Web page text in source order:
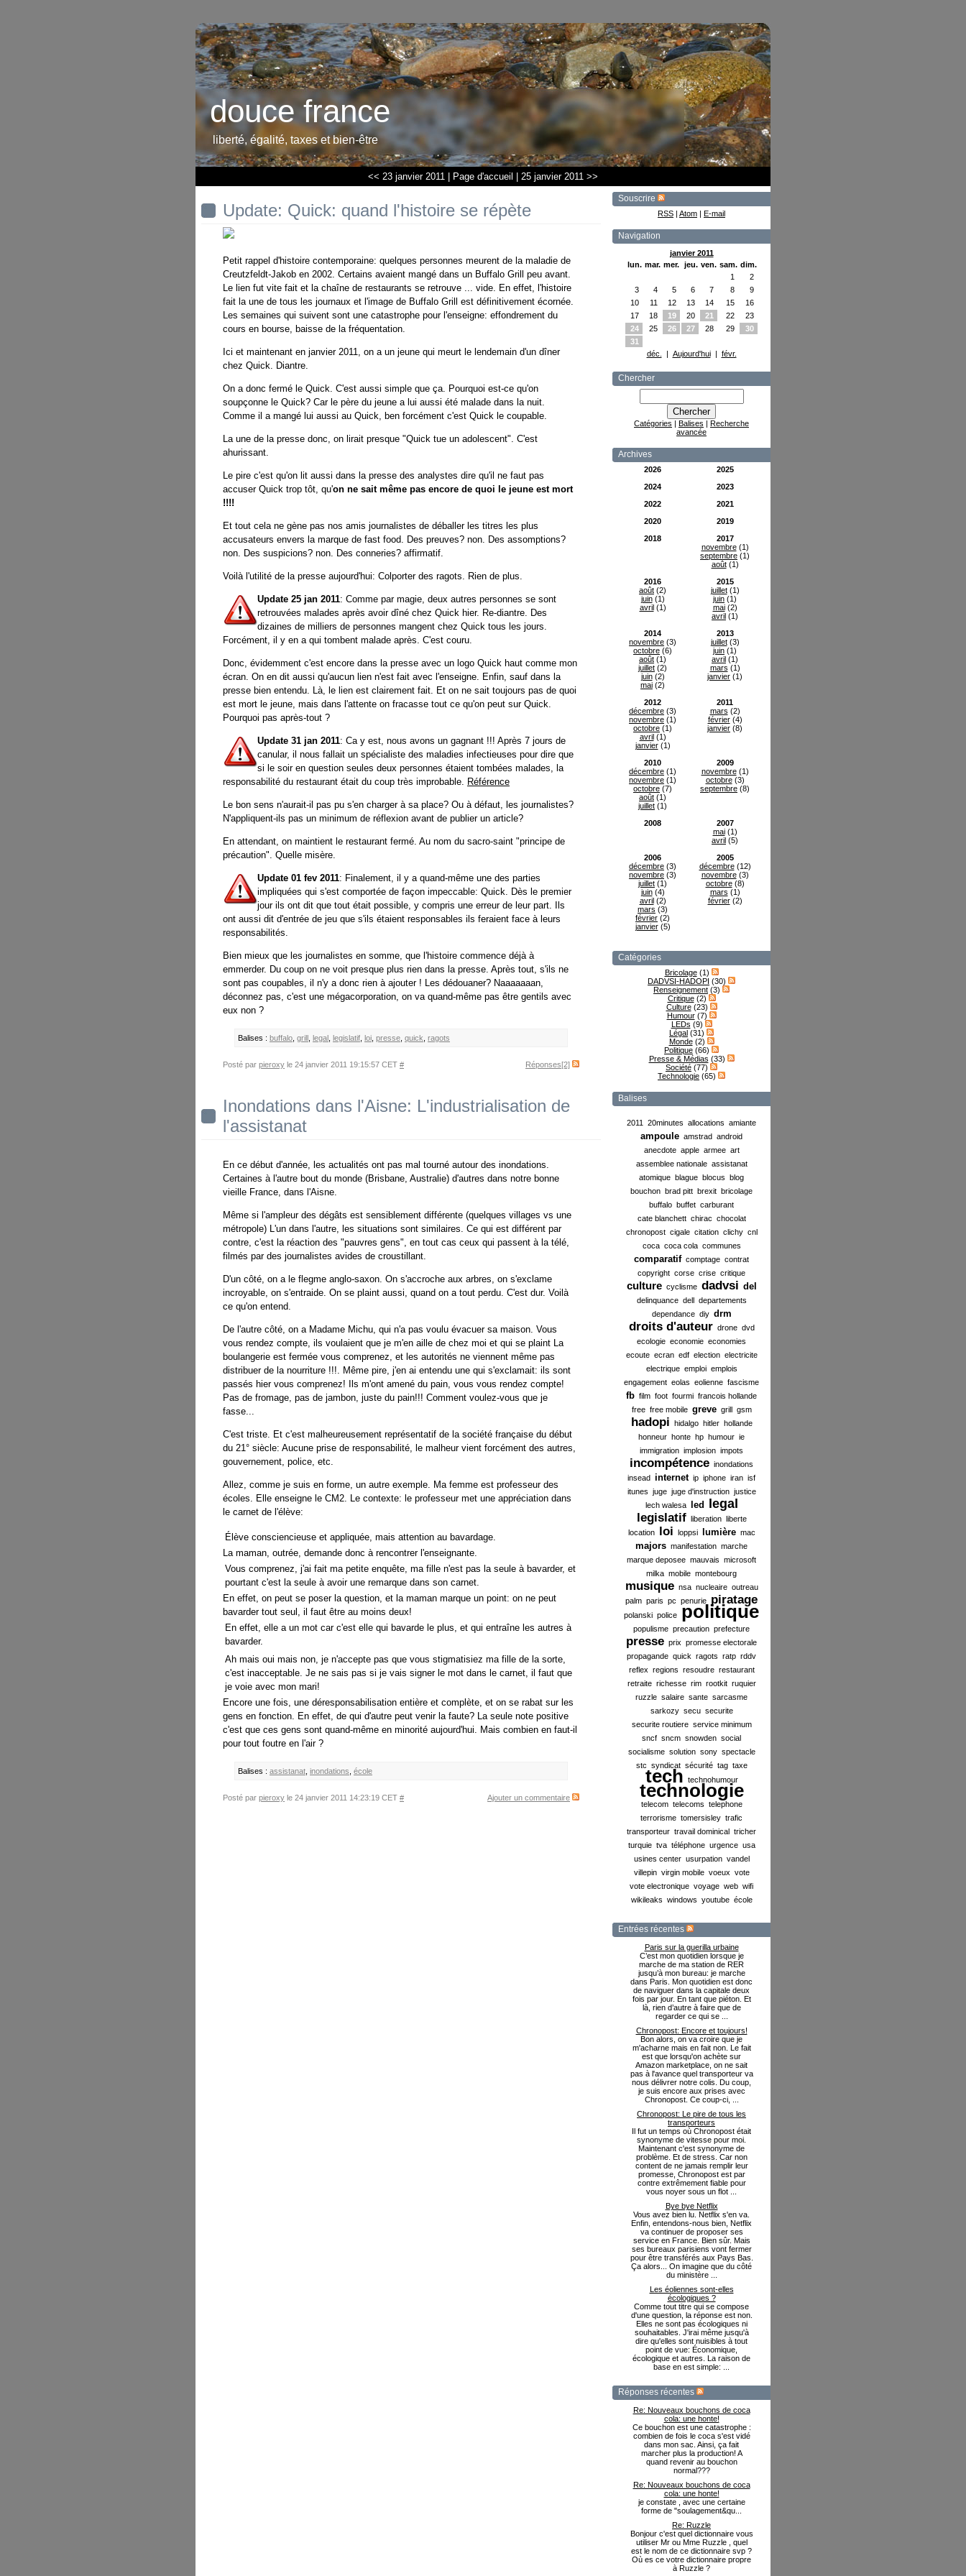
douce france
liberté, égalité, taxes et bien-être
<< 23 janvier 2011 Page d'accueil 25 janvier 2011 >>
Souscrire
RSS | Atom | E-mail
Navigation
janvier 2011
lun. mar. mer. jeu. ven. sam. dim.
1
2
3
4 5 6 7 8
9
10
11 12 13 14 15
16
17
18 19 20 21 22
23
24
25 26 27 28 29
30
31
déc.
| Aujourd'hui| févr.
Chercher
Catégories | Balises | Recherche
avancée
Archives
2026
2025
2024
2023
2022
2021
2020
2019
2018
2017
novembre(1)
septembre (1)
août(1)
2016
août (2)
juin(1)
avril(1)
2015
juillet(1)
juin (1)
mai(2)
avril (1)
2014
novembre (3)
octobre (6)
août (1)
juillet (2)
juin(2)
mai (2)
2013
juillet(3)
juin (1)
avril (1)
mars (1)
janvier (1)
2012
décembre (3)
novembre (1)
octobre (1)
avril(1)
janvier(1)
2011
mars (2)
février(4)
janvier (8)
2010
décembre (1)
novembre (1)
octobre (7)
août (1)
juillet (1)
2009
novembre(1)
octobre(3)
septembre (8)
2008
2007
mai(1)
avril (5)
2006
décembre (3)
novembre (3)
juillet (1)
juin(4)
avril(2)
mars (3)
février (2)
janvier(5)
2005
décembre(12)
novembre(3)
octobre(8)
mars (1)
février(2)
Catégories
Bricolage(1)
DADVSI-HADOPI (30)
Renseignement (3)
Critique(2)
Culture(23)
Humour(7)
LEDs (9)
Légal (31)
Monde(2)
Politique (66)
Presse & Médias (33)
Société (77)
Technologie (65)
Balises
2011 20minutes allocations amiante
ampoule amstrad android
anecdote apple armee art
assemblee nationale assistanat
atomique blague blocus blog
bouchon brad pitt brexit bricolage
buffalo buffet carburant
cate blanchett chirac chocolat
chronopost cigale citation clichy cnl
coca coca cola communes
comparatif comptage contrat
copyright corse crise critique
culture cyclisme dadvsi del
delinquance dell departements
dependance diy drm
droits d'auteur drone dvd
ecologie economie economies
ecoute ecran edf election electricite
electrique emploi emplois
engagement eolas eolienne fascisme
fb film foot fourmi francois hollande
free free mobile greve grill gsm
hadopi hidalgo hitler hollande
honneur honte hp humour ie
immigration implosion impots
incompétence inondations
insead internet ip iphone iran isf
itunes juge juge d'instruction justice
lech walesa
led legal
legislatif liberation liberte
location
loi loppsi lumière mac
majors manifestation marche
marque deposee mauvais microsoft
milka mobile montebourg
musique nsa nucleaire outreau
palm paris pc penurie piratage
polanski police politique
populisme precaution prefecture
presse prix promesse electorale
propagande quick ragots ratp rddv
reflex regions resoudre restaurant
retraite richesse rim rootkit ruquier
ruzzle salaire sante sarcasme
sarkozy secu securite
securite routiere service minimum
sncf sncm snowden social
socialisme solution sony spectacle
stc syndicat sécurité tag taxe
tech technohumour
technologie
telecom telecoms telephone
terrorisme tomersisley trafic
transporteur travail dominical tricher
turquie tva téléphone urgence usa
usines center usurpation vandel
villepin virgin mobile voeux vote
vote electronique voyage web wifi
wikileaks windows youtube école
Entrées récentes
Paris sur la guerilla urbaine
C’est mon quotidien lorsque je
marche de ma station de RER
jusqu’à mon bureau: je marche
dans Paris. Mon quotidien est donc
de naviguer dans la capitale deux
fois par jour. En tant que piéton. Et
là, rien d’autre à faire que de
regarder ce qui se ...
Chronopost: Encore et toujours!
Bon alors, on va croire que je
m'acharne mais en fait non. Le fait
est que lorsqu'on achète sur
Amazon marketplace, on ne sait
pas à l'avance quel transporteur va
nous délivrer notre colis. Du coup,
je suis encore aux prises avec
Chronopost. Ce coup-ci, ...
Chronopost: Le pire de tous les
transporteurs
Il fut un temps où Chronopost était
synonyme de vitesse pour moi.
Maintenant c'est synonyme de
problème. Et de stress. Car non
content de ne jamais remplir leur
promesse, Chronopost est par
contre extrêmement fiable pour
vous noyer sous un flot ...
Bye bye Netflix
Vous avez bien lu. Netflix s'en va.
Enfin, entendons-nous bien, Netflix
va continuer de proposer ses
service en France. Bien sûr. Mais
ses bureaux parisiens vont fermer
pour être transférés aux Pays Bas.
Ça alors... On imagine que du côté
du ministère ...
Les éoliennes sont-elles
écologiques ?
Comme tout titre qui se compose
d'une question, la réponse est non.
Elles ne sont pas écologiques ni
souhaitables. J'irai même jusqu'à
dire qu'elles sont nuisibles à tout
point de vue: Économique,
écologique et autres. La raison de
base en est simple: ...
Réponses récentes
Re: Nouveaux bouchons de coca
cola: une honte!
Ce bouchon est une catastrophe :
combien de fois le coca s'est vidé
dans mon sac. Ainsi, ça fait
marcher plus la production! A
quand revenir au bouchon
normal???
Re: Nouveaux bouchons de coca
cola: une honte!
je constate , avec une certaine
forme de "soulagement&qu...
Re: Ruzzle
Bonjour c'est quel dictionnaire vous
utiliser Mr ou Mme Ruzzle , quel
est le nom de ce dictionnaire svp ?
Où es ce votre dictionnaire propre
à Ruzzle ?
Update: Quick: quand l'histoire se répète
Petit rappel d'histoire contemporaine: quelques personnes meurent de la maladie de
Creutzfeldt-Jakob en 2002. Certains avaient mangé dans un Buffalo Grill peu avant.
Le lien fut vite fait et la chaîne de restaurants se retrouve ... vide. En effet, l'histoire
fait la une de tous les journaux et l'image de Buffalo Grill est définitivement écornée.
Les semaines qui suivent sont une catastrophe pour l'enseigne: effondrement du
cours en bourse, baisse de la fréquentation.
Ici et maintenant en janvier 2011, on a un jeune qui meurt le lendemain d'un dîner
chez Quick. Diantre.
On a donc fermé le Quick. C'est aussi simple que ça. Pourquoi est-ce qu'on
soupçonne le Quick? Car le père du jeune a lui aussi été malade dans la nuit.
Comme il a mangé lui aussi au Quick, ben forcément c'est Quick le coupable.
La une de la presse donc, on lirait presque "Quick tue un adolescent". C'est
ahurissant.
Le pire c'est qu'on lit aussi dans la presse des analystes dire qu'il ne faut pas
accuser Quick trop tôt, qu'on ne sait même pas encore de quoi le jeune est mort
!!!!
Et tout cela ne gène pas nos amis journalistes de déballer les titres les plus
accusateurs envers la marque de fast food. Des preuves? non. Des assomptions?
non. Des suspicions? non. Des conneries? affirmatif.
Voilà l'utilité de la presse aujourd'hui: Colporter des ragots. Rien de plus.
Update 25 jan 2011: Comme par magie, deux autres personnes se sont
retrouvées malades après avoir dîné chez Quick hier. Re-diantre. Des
dizaines de milliers de personnes mangent chez Quick tous les jours.
Forcément, il y en a qui tombent malade après. C'est couru.
Donc, évidemment c'est encore dans la presse avec un logo Quick haut comme mon
écran. On en dit aussi qu'aucun lien n'est fait avec l'enseigne. Enfin, sauf dans la
presse bien entendu. Là, le lien est clairement fait. Et on ne sait toujours pas de quoi
est mort le jeune, mais dans l'attente on fracasse tout ce qu'on peut sur Quick.
Pourquoi pas après-tout ?
Update 31 jan 2011: Ca y est, nous avons un gagnant !!! Après 7 jours de
canular, il nous fallait un spécialiste des maladies infectieuses pour dire que
si le soir en question seules deux personnes étaient tombées malades, la
responsabilité du restaurant était du coup très improbable. Référence
Le bon sens n'aurait-il pas pu s'en charger à sa place? Ou à défaut, les journalistes?
N'appliquent-ils pas un minimum de réflexion avant de publier un article?
En attendant, on maintient le restaurant fermé. Au nom du sacro-saint principe de
précaution . Quelle misère.
Update 01 fev 2011: Finalement, il y a quand-même une des parties
impliquées qui s'est comportée de façon impeccable: Quick. Dès le premier
jour ils ont dit que tout était possible, y compris une erreur de leur part. Ils
ont aussi dit d'entrée de jeu que s'ils étaient responsables ils feraient face à leurs
responsabilités.
Bien mieux que les journalistes en somme, que l'histoire commence déjà à
emmerder. Du coup on ne voit presque plus rien dans la presse. Après tout, s'ils ne
sont pas coupables, il n'y a donc rien à ajouter ! Les dédouaner? Naaaaaaan,
déconnez pas, c'est une mégacorporation, on va quand-même pas être gentils avec
eux non ?
Balises : buffalo grill legal legislatif loi presse quick ragots
Réponses[2]
Posté par pieroxy le 24 janvier 2011 19:15:57 CET #
Inondations dans l'Aisne: L'industrialisation de
l'assistanat
En ce début d'année, les actualités ont pas mal tourné autour des inondations.
Certaines à l'autre bout du monde (Brisbane, Australie) d'autres dans notre bonne
vieille France, dans l'Aisne.
Même si l'ampleur des dégâts est sensiblement différente (quelques villages vs une
métropole) L'un dans l'autre, les situations sont similaires. Ce qui est différent par
contre, c'est la réaction des "pauvres gens", en tout cas ceux qui passent à la télé,
filmés par des journalistes avides de croustillant.
D'un côté, on a le flegme anglo-saxon. On s'accroche aux arbres, on s'exclame
incroyable, on s'entraide. On se plaint aussi, quand on a tout perdu. C'est dur. Voilà
ce qu'on entend.
De l'autre côté, on a Madame Michu, qui n'a pas voulu évacuer sa maison. Vous
vous rendez compte, ils voulaient que je m'en aille de chez moi et qui se plaint La
boulangerie est fermée vous comprenez, et les autorités ne viennent même pas
distribuer de la nourriture !!!. Même pire, j'en ai entendu une qui s'exclamait: ils sont
passés hier vous comprenez! Ils m'ont amené du pain, vous vous rendez compte!
Pas de fromage, pas de jambon, juste du pain!!! Comment voulez-vous que je
fasse...
C'est triste. Et c'est malheureusement représentatif de la société française du début
du 21° siècle: Aucune prise de responsabilité, le malheur vient forcément des autres,
gouvernement, police, etc.
Allez, comme je suis en forme, un autre exemple. Ma femme est professeur des
écoles. Elle enseigne le CM2. Le contexte: le professeur met une appréciation dans
le carnet de l'élève:
Élève consciencieuse et appliquée, mais attention au bavardage.
La maman, outrée, demande donc à rencontrer l'enseignante.
Vous comprenez, j'ai fait ma petite enquête, ma fille n'est pas la seule à bavarder, et
pourtant c'est la seule à avoir une remarque dans son carnet.
En effet, on peut se poser la question, et la maman marque un point: on ne peut
bavarder tout seul, il faut être au moins deux!
En effet, elle a un mot car c'est elle qui bavarde le plus, et qui entraîne les autres à
bavarder.
Ah mais oui mais non, je n'accepte pas que vous stigmatisiez ma fille de la sorte,
c'est inacceptable. Je ne sais pas si je vais signer le mot dans le carnet, il faut que
je voie avec mon mari!
Encore une fois, une déresponsabilisation entière et complète, et on se rabat sur les
gens en fonction. En effet, de qui d'autre peut venir la faute? La seule note positive
c'est que ces gens sont quand-même en minorité aujourd'hui. Mais combien en faut-il
pour tout foutre en l'air ?
Balises : assistanat inondations école
Ajouter un commentaire
Posté par pieroxy le 24 janvier 2011 14:23:19 CET #